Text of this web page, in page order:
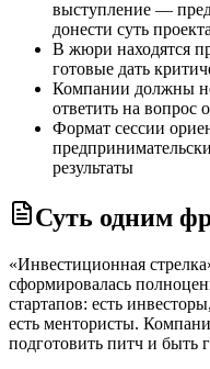
выступление —
донести суть проекта
В жюри находятся
готовые дать
Компании должны не
ответить на вопрос
Формат сессии
результаты
Суть одним
«Инвестиционная
сформировалась
стартапов: есть
есть ментористы.
подготовить питч и быть